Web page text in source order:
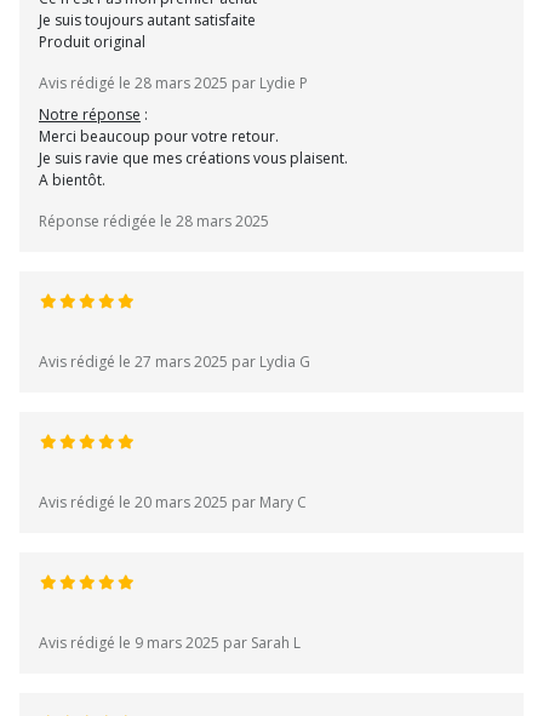
Je suis toujours autant satisfaite
Produit original
Avis rédigé le 28 mars 2025 par Lydie P
Notre réponse :
Merci beaucoup pour votre retour.
Je suis ravie que mes créations vous plaisent.
A bientôt.
Réponse rédigée le 28 mars 2025
Avis rédigé le 27 mars 2025 par Lydia G
Avis rédigé le 20 mars 2025 par Mary C
Avis rédigé le 9 mars 2025 par Sarah L